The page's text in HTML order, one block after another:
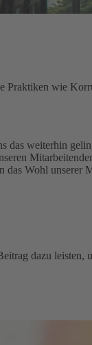
Praktiken wie
das weiterhin
das Wohl unserer
dazu leisten,